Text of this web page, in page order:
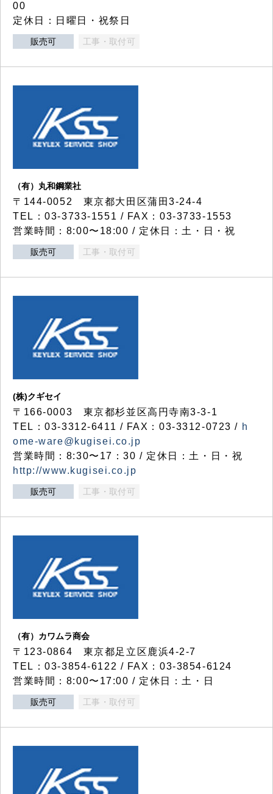
00
定休日：日曜日・祝祭日
販売可 工事・取付可
（有）丸和鋼業社
〒144-0052 東京都大田区蒲田3-24-4
TEL：03-3733-1551 / FAX：03-3733-1553
営業時間：8:00〜18:00 / 定休日：土・日・祝
販売可 工事・取付可
(株)クギセイ
〒166-0003 東京都杉並区高円寺南3-3-1
TEL：03-3312-6411 / FAX：03-3312-0723 / h
ome-ware@kugisei.co.jp
営業時間：8:30〜17：30 / 定休日：土・日・祝
http://www.kugisei.co.jp
販売可 工事・取付可
（有）カワムラ商会
〒123-0864 東京都足立区鹿浜4-2-7
TEL：03-3854-6122 / FAX：03-3854-6124
営業時間：8:00〜17:00 / 定休日：土・日
販売可 工事・取付可